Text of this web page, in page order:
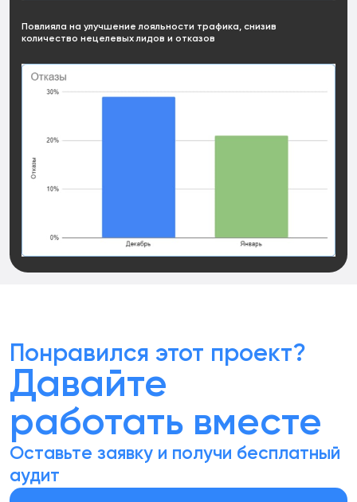
Повлияла на улучшение лояльности трафика, снизив
количество нецелевых лидов и отказов
Понравился этот проект?
Давайте
работать вместе
Оставьте заявку и получи бесплатный
аудит